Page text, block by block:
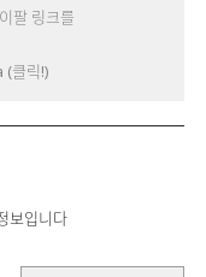
팔 링크를
(클릭!)
보입니다